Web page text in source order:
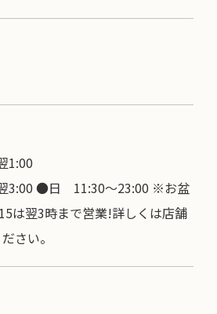
1:00
3:00 ●日 11:30～23:00 ※お盆
は翌3時まで営業!詳しくは店舗
さい。